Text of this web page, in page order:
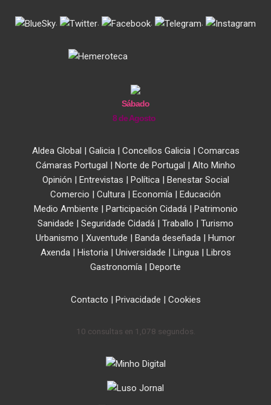
. . . .
Sábado
8 de Agosto
Aldea Global | Galicia | Concellos Galicia | Comarcas
Cámaras Portugal | Norte de Portugal | Alto Minho
Opinión | Entrevistas | Política | Benestar Social
Comercio | Cultura | Economía | Educación
Medio Ambiente | Participación Cidadá | Patrimonio
Sanidade | Seguridade Cidadá | Traballo | Turismo
Urbanismo | Xuventude | Banda deseñada | Humor
Axenda | Historia | Universidade | Lingua | Libros
Gastronomía | Deporte
Contacto | Privacidade | Cookies
10 consultas en 1,078 segundos.